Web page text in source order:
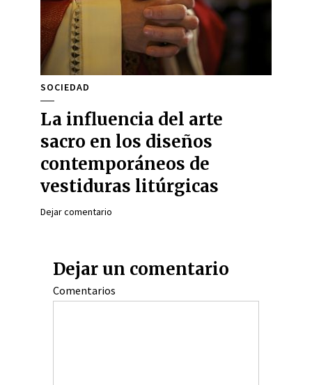
SOCIEDAD
La influencia del arte
sacro en los diseños
contemporáneos de
vestiduras litúrgicas
Dejar comentario
Dejar un comentario
Comentarios